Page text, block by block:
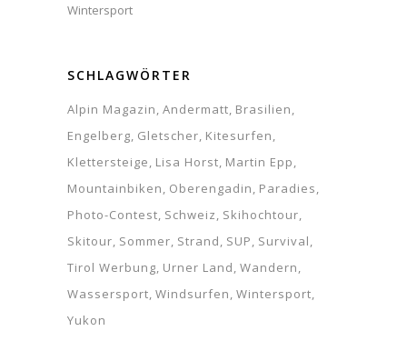
Wintersport
SCHLAGWÖRTER
Alpin Magazin Andermatt Brasilien
Engelberg Gletscher Kitesurfen
Klettersteige Lisa Horst Martin Epp
Mountainbiken Oberengadin Paradies
Photo-Contest Schweiz Skihochtour
Skitour Sommer Strand SUP Survival
Tirol Werbung Urner Land Wandern
Wassersport Windsurfen Wintersport
Yukon